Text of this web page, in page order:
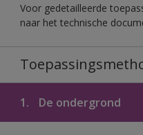
Voor gedetailleerde
naar het technische
1. De ondergrond